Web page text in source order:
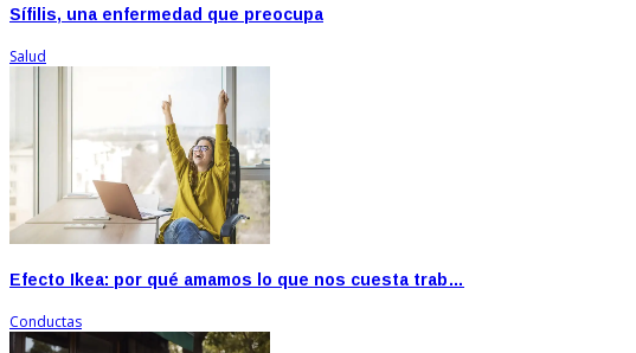
Sífilis, una enfermedad que preocupa
Salud
Efecto Ikea: por qué amamos lo que nos cuesta trab…
Conductas